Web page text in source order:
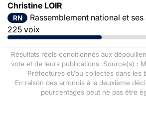
Christine LOIR
RN
Rassemblement national et ses
225 voix
Résultats réels conditionnés aux
vote et de leurs publications. Source(s) :
Préfectures et/ou collectes dans les
En raison des arrondis à la deuxième
pourcentages peut ne pas être